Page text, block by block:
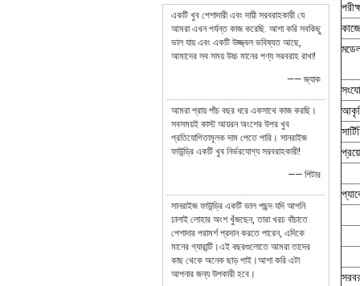
একটি খুব পেশাদারী এবং দায়ী সরবরাহকারী যে
আমরা এখন পর্যন্ত কাজ করেছি. আশা করি সবকিছু
ভাল যায় এবং একটি উজ্জ্বল ভবিষ্যত আছে,
আমাদের সব সময় উচ্চ মানের পণ্য সরবরাহ রাখা!
—— জ্যাক
আমরা প্রায় পাঁচ বছর ধরে একসাথে কাজ করছি।
সবসময়ই কাস্ট আয়রন অংশের উপর খুব
প্রতিযোগিতামূলক দাম পেতে পারি। সানরাইজ
ফাউন্ড্রি একটি খুব নির্ভরযোগ্য সরবরাহকারী!
—— পিটার
সানরাইজ ফাউন্ড্রি একটি ভাল পছন্দ যদি আপনি
ঢালাই লোহার অংশ খুঁজছেন, তারা খরচ বাঁচাতে
পেশাদার পরামর্শ প্রদান করতে পারেন, এদিকে
মানের গ্যারান্টি।এই বছরগুলোতে আমরা তাদের
কাছ থেকে অনেক ছাড় পাই।আশা করি এটা
আপনার জন্য উপকারী হবে।